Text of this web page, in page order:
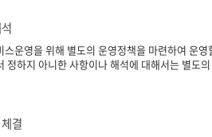
운영을 위해 별도의 운영정책을 마련하여 운
하지 아니한 사항이나 해석에 대해서는 별도
결